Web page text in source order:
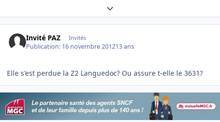
Expand topic overview
Invité PAZ Invités
Publication: 16 novembre 201213 ans
Elle s'est perdue la Z2 Languedoc? Ou assure t-elle le 3631?